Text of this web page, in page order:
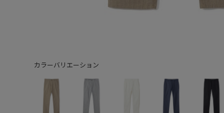
カラーバリエーション